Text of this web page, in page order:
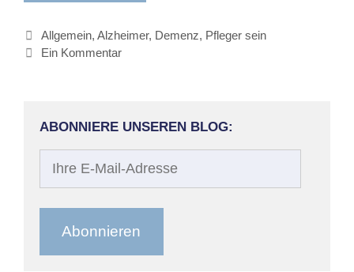
Kategorien
Allgemein,Alzheimer, Demenz, Pfleger sein
Ein Kommentar
ABONNIERE UNSEREN BLOG:
Abonnieren